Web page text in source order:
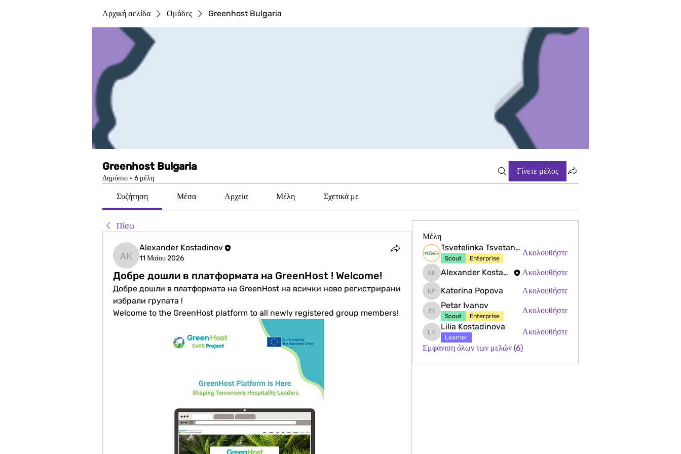
Αρχική σελίδα Ομάδες Greenhost Bulgaria
Greenhost Bulgaria
Δημόσιο · 6 μέλη
Γίνετε μέλος
Συζήτηση Μέσα Αρχεία Μέλη Σχετικά με
Πίσω
Alexander Kostadinov
Alexander Kostadinov
11 Μαΐου 2026
Добре дошли в платформата на GreenHost ! Welcome!
Добре дошли в платформата на GreenHost на всички ново регистрирани
избрали групата !
Welcome to the GreenHost platform to all newly registered group members!
Μέλη
Tsvetelinka Tsvetanova
Scout Enterprise
Ακολουθήστε
Alexander Kostadinov
Alexander Kostadinov Ακολουθήστε
Katerina Popova
Katerina Popova Ακολουθήστε
Petar Ivanov
Petar Ivanov
Scout Enterprise
Ακολουθήστε
Lilia Kostadinova
Lilia Kostadinova
Learner
Ακολουθήστε
Εμφάνιση όλων των μελών (6)